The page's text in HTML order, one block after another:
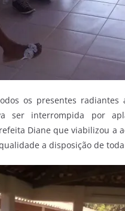
os presentes
ser interrompida por
Diane que viabilizou a
a disposição de